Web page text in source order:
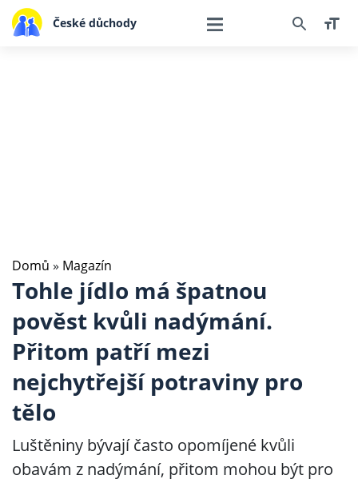
České důchody
Domů » Magazín
Tohle jídlo má špatnou
pověst kvůli nadýmání.
Přitom patří mezi
nejchytřejší potraviny pro
tělo
Luštěniny bývají často opomíjené kvůli
obavám z nadýmání, přitom mohou být pro